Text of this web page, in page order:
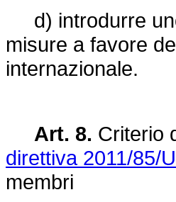
d) introdurre
misure a favore
internazionale.
Art. 8. Criterio
direttiva 2011/85/
membri